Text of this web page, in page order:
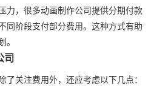
力，很多动画制作公司提供分期付款
同阶段支付部分费用。这种方式有助
。
司
了关注费用外，还应考虑以下几点：